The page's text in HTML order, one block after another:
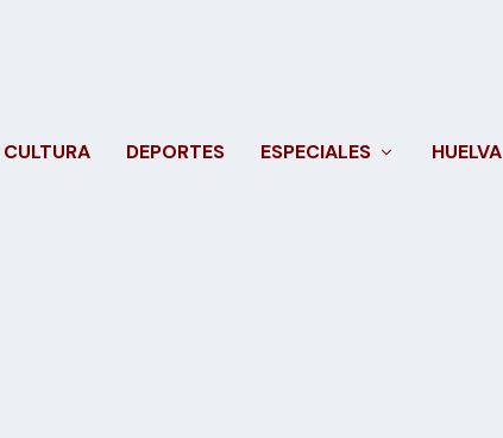
CULTURA DEPORTES ESPECIALES HUELVA